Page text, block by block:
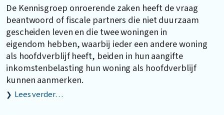
De Kennisgroep onroerende zaken heeft de vraag
beantwoord of fiscale partners die niet duurzaam
gescheiden leven en die twee woningen in
eigendom hebben, waarbij ieder een andere woning
als hoofdverblijf heeft, beiden in hun aangifte
inkomstenbelasting hun woning als hoofdverblijf
kunnen aanmerken.
Lees verder…